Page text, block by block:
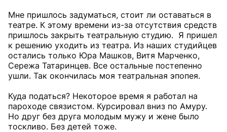
Мне пришлось задуматься, стоит ли оставаться в
театре. К этому времени из-за отсутствия средств
пришлось закрыть театральную студию. Я пришел
к решению уходить из театра. Из наших студийцев
остались только Юра Машков, Витя Марченко,
Сережа Татаринцев. Все остальные постепенно
ушли. Так окончилась моя театральная эпопея.
Куда податься? Некоторое время я работал на
пароходе связистом. Курсировал вниз по Амуру.
Но друг без друга молодым мужу и жене было
тоскливо. Без детей тоже.